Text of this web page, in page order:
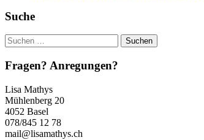
Suche
Suchen
nach:
Fragen? Anregungen?
Lisa Mathys
Mühlenberg 20
4052 Basel
078/845 12 78
mail@lisamathys.ch